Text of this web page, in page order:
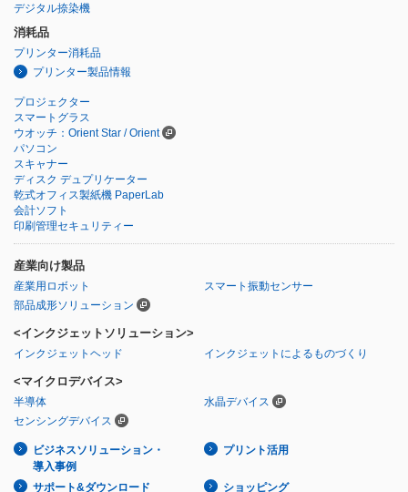
デジタル捺染機
消耗品
プリンター消耗品
プリンター製品情報
プロジェクター
スマートグラス
ウオッチ：Orient Star / Orient
パソコン
スキャナー
ディスク デュプリケーター
乾式オフィス製紙機 PaperLab
会計ソフト
印刷管理セキュリティー
産業向け製品
産業用ロボット
スマート振動センサー
部品成形ソリューション
<インクジェットソリューション>
インクジェットヘッド インクジェットによるものづくり
<マイクロデバイス>
半導体
水晶デバイス
センシングデバイス
ビジネスソリューション・
導入事例
プリント活用
サポート&ダウンロード ショッピング